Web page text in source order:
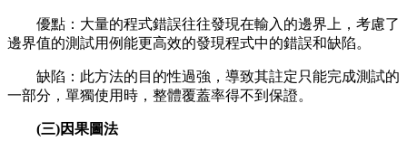
優點：大量的程式錯誤往往發現在輸入的邊界上，考慮了
邊界值的測試用例能更高效的發現程式中的錯誤和缺陷。
缺陷：此方法的目的性過強，導致其註定只能完成測試的
一部分，單獨使用時，整體覆蓋率得不到保證。
(三)因果圖法